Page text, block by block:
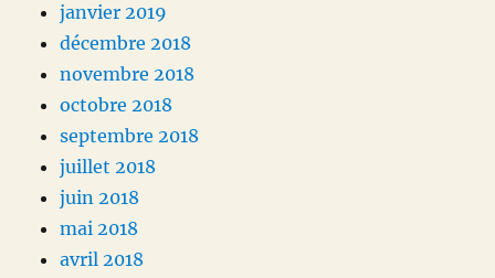
janvier 2019
décembre 2018
novembre 2018
octobre 2018
septembre 2018
juillet 2018
juin 2018
mai 2018
avril 2018